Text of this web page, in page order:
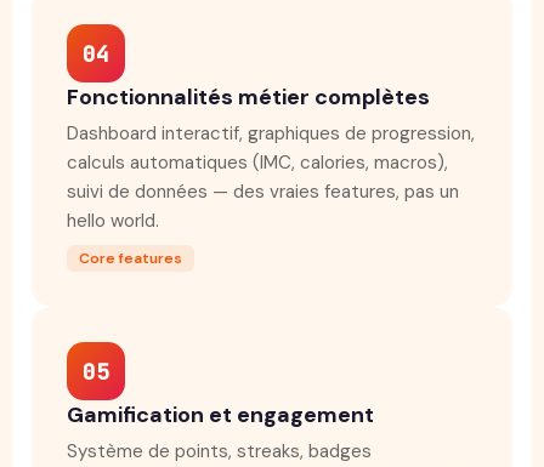
04
Fonctionnalités métier complètes
Dashboard interactif, graphiques de progression,
calculs automatiques (IMC, calories, macros),
suivi de données — des vraies features, pas un
hello world.
Core features
05
Gamification et engagement
Système de points, streaks, badges